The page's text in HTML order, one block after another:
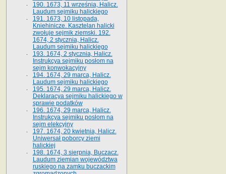
190. 1673, 11 września, Halicz.
Laudum sejmiku halickiego
191. 1673, 10 listopada,
Kniehinicze. Kasztelan halicki
zwołuje sejmik ziemski. 192.
1674, 2 stycznia, Halicz.
Laudum sejmiku halickiego
193. 1674, 2 stycznia, Halicz.
Instrukcya sejmiku posłom na
sejm konwokacyjny
194. 1674, 29 marca, Halicz.
Laudum sejmiku halickiego
195. 1674, 29 marca, Halicz.
Deklaracya sejmiku halickiego w
sprawie podatków
196. 1674, 29 marca, Halicz.
Instrukcya sejmiku posłom na
sejm elekcyjny
197. 1674, 20 kwietnia, Halicz.
Uniwersał poborcy ziemi
halickiej
198. 1674, 3 sierpnia, Buczacz.
Laudum ziemian województwa
ruskiego na zamku buczackim